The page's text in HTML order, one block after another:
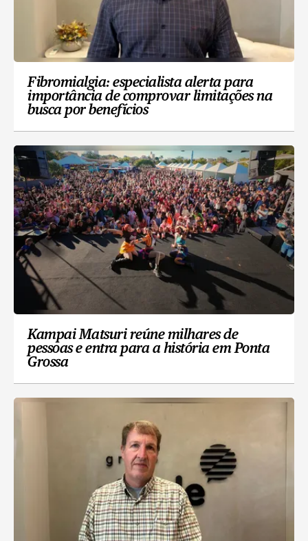
Fibromialgia: especialista alerta para
importância de comprovar limitações na
busca por benefícios
Kampai Matsuri reúne milhares de
pessoas e entra para a história em Ponta
Grossa